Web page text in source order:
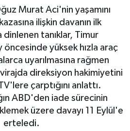
Murat Aci'nin yaşamını
ilişkin davanın ilk
dinlenen tanıklar, Timur
yüksek hızla araç
uyarılmasına rağmen
virajda direksiyon hakimiyetini
çarptığını anlattı.
ABD'den iade sürecinin
üzere davayı 11 Eylül'e
erteledi.